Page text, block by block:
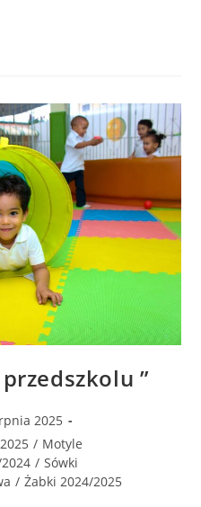
”
2025
/ Motyle
/ Sówki
/ Żabki 2024/2025